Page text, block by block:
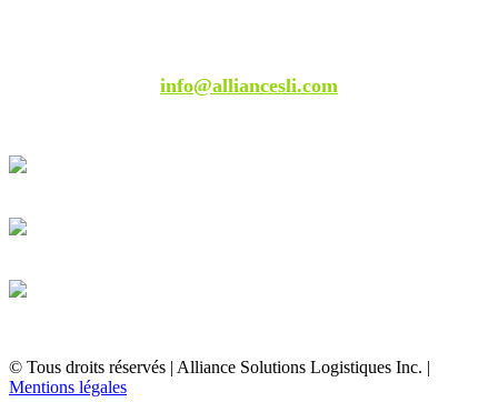
info@alliancesli.com
© Tous droits réservés | Alliance Solutions Logistiques Inc. |
Mentions légales